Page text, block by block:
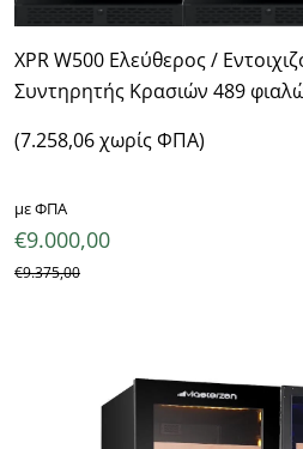
XPR W500 Ελεύθερος /
Συντηρητής Κρασιών 489
€9.375,00
€9.000,00
με ΦΠΑ
(7.258,06 χωρίς ΦΠΑ)